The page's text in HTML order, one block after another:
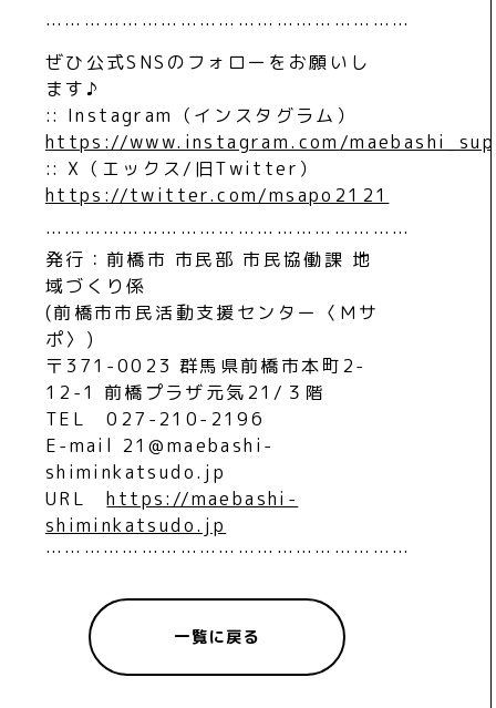
…………………………………………………
ぜひ公式SNSのフォローをお願いし
ます♪
:: Instagram（インスタグラム）
https://www.instagram.com/
:: X（エックス/旧Twitter）
https://twitter.com/msapo2121
…………………………………………………
発行：前橋市 市民部 市民協働課 地
域づくり係
(前橋市市民活動支援センター〈Ｍサ
ポ〉)
〒371-0023 群馬県前橋市本町2-
12-1 前橋プラザ元気21/３階
TEL 027-210-2196
E-mail 21@maebashi-
shiminkatsudo.jp
URLhttps://maebashi-
shiminkatsudo.jp
…………………………………………………
一覧に戻る